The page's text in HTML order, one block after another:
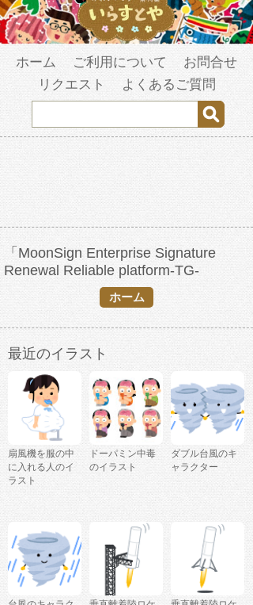
ホーム ご利用について
お問合せ
リクエスト
よくあるご質問
「MoonSign Enterprise Signature
Renewal Reliable platform-TG-
sdfzfzf🆑testflight APP Signing.pby」の
検索結果
ホーム
最近のイラスト
扇風機を服の中
に入れる人のイ
ラスト
ドーパミン中毒
のイラスト
ダブル台風のキ
ャラクター